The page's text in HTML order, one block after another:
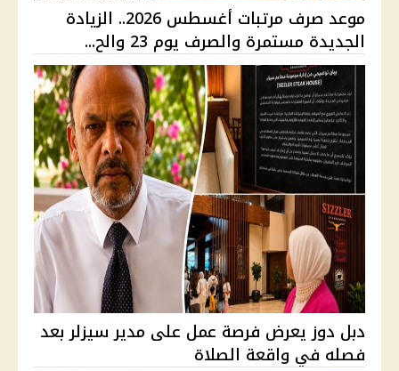
موعد صرف مرتبات أغسطس 2026.. الزيادة
الجديدة مستمرة والصرف يوم 23 والح...
دبل دوز يعرض فرصة عمل على مدير سيزلر بعد
فصله في واقعة الصلاة